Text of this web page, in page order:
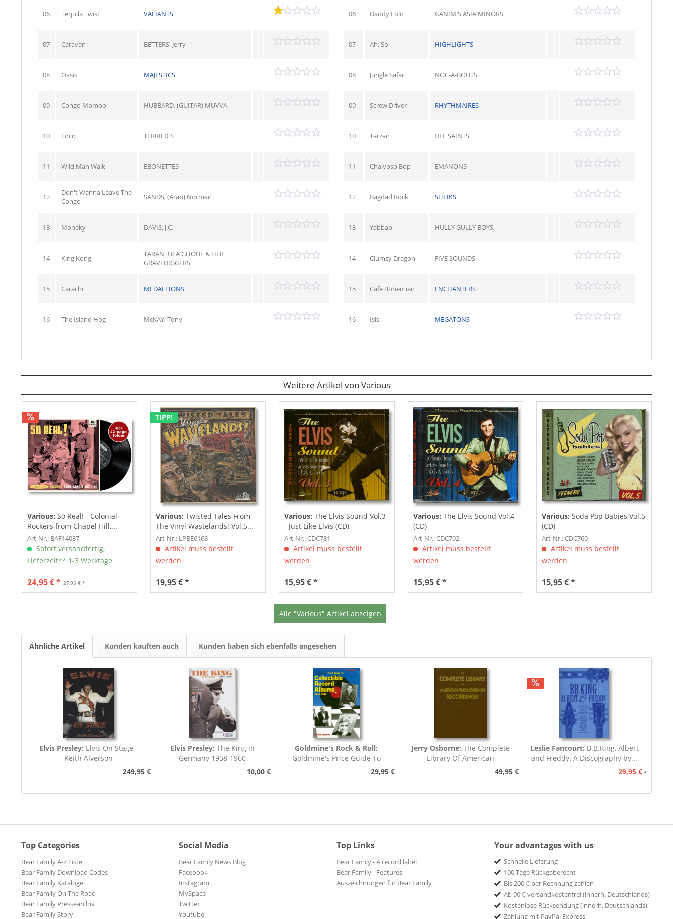
06 Tequila Twist VALIANTS
07 Caravan BETTERS, Jerry
08 Oasis MAJESTICS
09 Congo Mombo HUBBARD, (GUITAR) MUVVA
10 Loco TERRIFICS
11 Wild Man Walk EBONETTES
12
Don't Wanna Leave The
Congo
SANDS, (Arab) Norman
13 Moneky DAVIS, J.C.
14 King Kong
TARANTULA GHOUL & HER
GRAVEDIGGERS
15 Carachi MEDALLIONS
16 The Island Hog McKAY, Tony
06 Daddy Lolo GANIM'S ASIA MINORS
07 Ah, So HIGHLIGHTS
08 Jungle Safari NOC-A-BOUTS
09 Screw Driver RHYTHMAIRES
10 Tarzan DEL SAINTS
11 Chalypso Bop EMANONS
12 Bagdad Rock SHEIKS
13 Yabbab HULLY GULLY BOYS
14 Clumsy Dragon FIVE SOUNDS
15 Cafe Bohemian ENCHANTERS
16 Isis MEGATONS
Weitere Artikel von Various
Various: So Real! - Colonial
Rockers from Chapel Hill,...
Art-Nr.: BAF14037
Sofort versandfertig,
Lieferzeit** 1-3 Werktage
27,95 € *
24,95 € *
TIPP!
Various: Twisted Tales From
The Vinyl Wastelands! Vol.5...
Art-Nr.: LPBE6163
Artikel muss bestellt
werden
19,95 € *
Various: The Elvis Sound Vol.3
- Just Like Elvis (CD)
Art-Nr.: CDC781
Artikel muss bestellt
werden
15,95 € *
Various: The Elvis Sound Vol.4
(CD)
Art-Nr.: CDC792
Artikel muss bestellt
werden
15,95 € *
Various: Soda Pop Babies Vol.5
(CD)
Art-Nr.: CDC760
Artikel muss bestellt
werden
15,95 € *
Alle "Various" Artikel anzeigen
Ähnliche Artikel Kunden kauften auch Kunden haben sich ebenfalls angesehen
Elvis Presley: Elvis On Stage -
Keith Alverson
249,95 €
Elvis Presley: The King in
Germany 1958-1960
10,00 €
Goldmine's Rock & Roll:
Goldmine's Price Guide To
Collectable Record...29,95 €
Jerry Osborne: The Complete
Library Of American
49,95 €
Leslie Fancourt: B.B.King, Albert
and Freddy: A Discography by...
29,95 € 49,95 €
Top Categories
Bear Family A-Z Liste
Bear Family Download Codes
Bear Family Kataloge
Bear Family On The Road
Bear Family Pressearchiv
Bear Family Story
Social Media
Bear Family News Blog
Facebook
Instagram
MySpace
Twitter
Youtube
Top Links
Bear Family - A record label
Bear Family - Features
Auszeichnungen für Bear Family
Your advantages with us
Schnelle Lieferung
100 Tage Rückgaberecht
Bis 200 € per Rechnung zahlen
Ab 90 € versandkostenfrei (innerh. Deutschlands)
Kostenlose Rücksendung (innerh. Deutschlands)
Zahlung mit PayPal Express